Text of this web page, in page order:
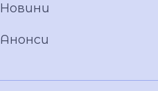
Установчі документи
Новини
Анонси